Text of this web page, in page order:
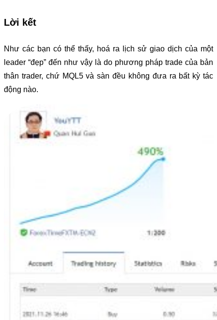
Lời kết
Như các bạn có thể thấy, hoá ra lịch sử giao dịch của một
leader “đẹp” đến như vậy là do phương pháp trade của bản
thân trader, chứ MQL5 và sàn đều không đưa ra bất kỳ tác
động nào.